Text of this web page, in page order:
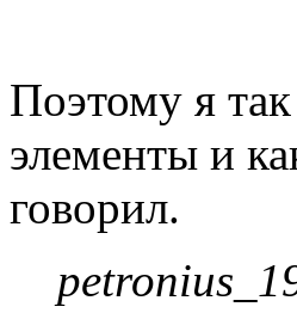
Поэтому я
элементы и
говорил.